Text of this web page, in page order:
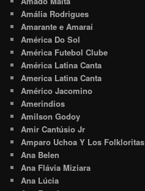
Amália Rodrigues
Amarante e Amaraí
América Do Sol
América Futebol Clube
América Latina Canta
America Latina Canta
Américo Jacomino
Amerindios
Amilson Godoy
Amir Cantúsio Jr
Amparo Uchoa Y Los Folkloritas
Ana Belen
Ana Flávia Miziara
Ana Lúcia